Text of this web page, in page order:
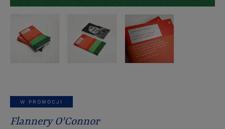
W PROMOCJI
Flannery O'Connor